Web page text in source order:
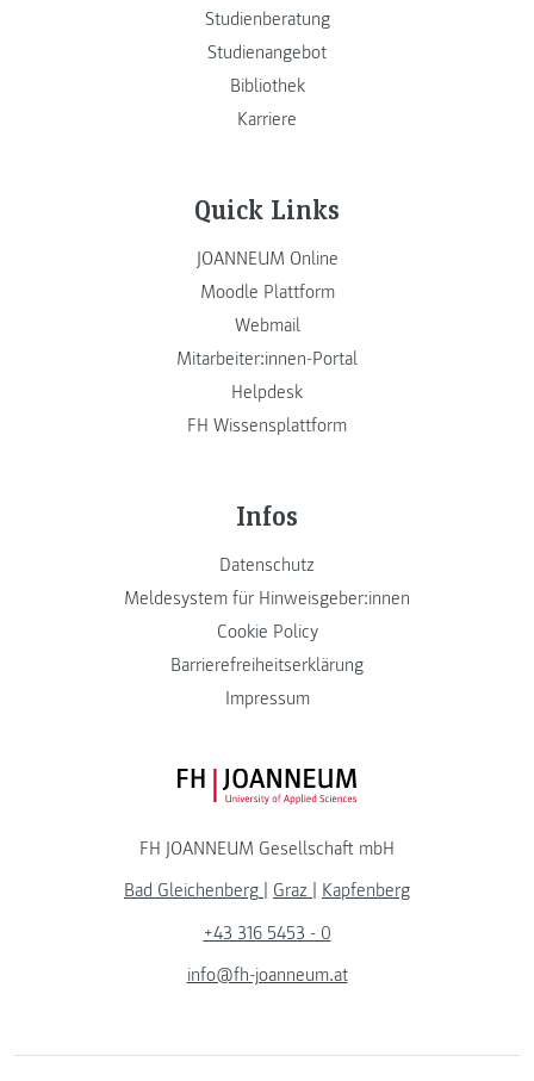
Studienberatung
Studienangebot
Bibliothek
Karriere
Quick Links
JOANNEUM Online
Moodle Plattform
Webmail
Mitarbeiter:innen-Portal
Helpdesk
FH Wissensplattform
Infos
Datenschutz
Meldesystem für Hinweisgeber:innen
Cookie Policy
Barrierefreiheitserklärung
Impressum
FH JOANNEUM Logo
FH JOANNEUM Gesellschaft mbH
Bad Gleichenberg
Graz
Kapfenberg
+43 316 5453 - 0
info@fh-joanneum.at